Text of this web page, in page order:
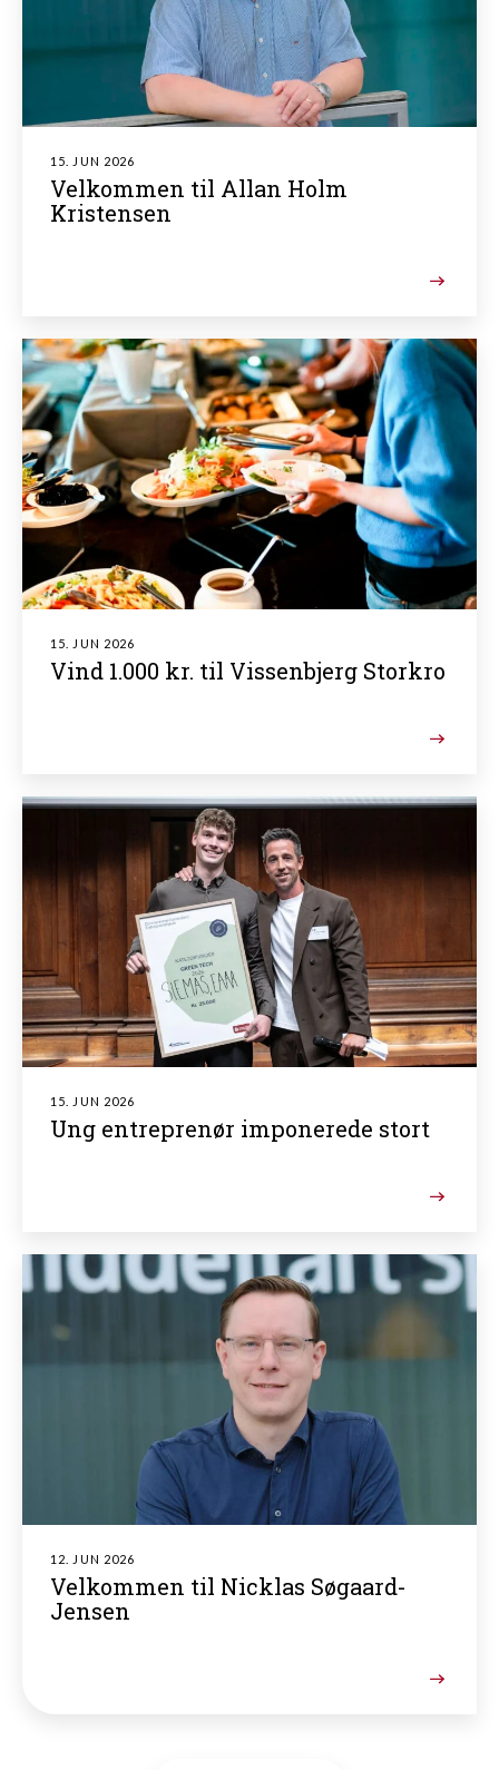
15. JUN 2026
Velkommen til Allan Holm
Kristensen
15. JUN 2026
Vind 1.000 kr. til Vissenbjerg Storkro
15. JUN 2026
Ung entreprenør imponerede stort
12. JUN 2026
Velkommen til Nicklas Søgaard-
Jensen